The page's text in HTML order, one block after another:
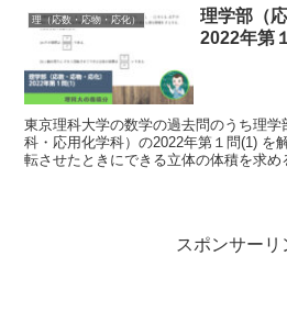
理（応数・応物・応化）
理学部（
2022年第
東京理科大学の数学の過去問のうち理
科・応用化学科）の2022年第１問(1) を
転させたときにできる立体の体積を求め
スポンサーリ